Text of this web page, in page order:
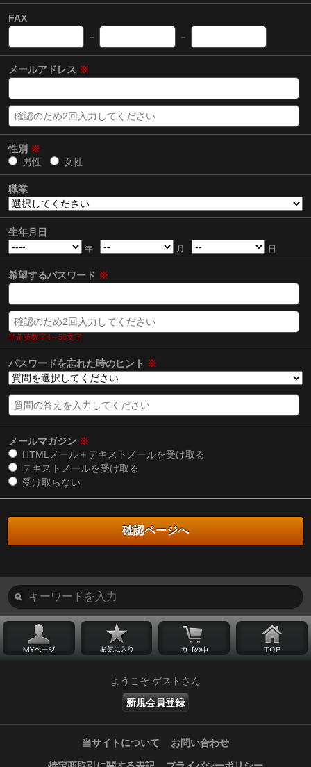
FAX
－
－
メールアドレス ※
性別 ※
男性
女性
職業
生年月日
年 月 日
希望するパスワード ※
半角英数字4～50文字
パスワードを忘れた時のヒント ※
メールマガジン ※
HTMLメール＋テキストメールを受け取る
テキストメールを受け取る
受け取らない
ようこそ ゲストさん
新規会員登録
当サイトについて お問い合わせ